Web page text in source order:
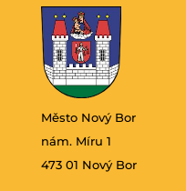
Město Nový Bor
nám. Míru 1
473 01 Nový Bor